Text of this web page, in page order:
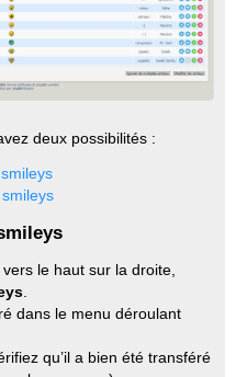
deux possibilités :
le haut sur la droite,
.
dans le menu déroulant
qu’il a bien été transféré